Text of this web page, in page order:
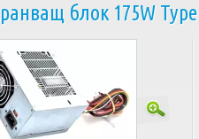
блок 175W